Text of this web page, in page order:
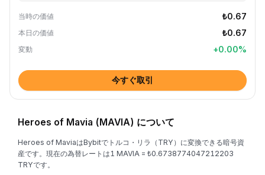
当時の価値 ₺0.67
本日の価値 ₺0.67
変動 +0.00%
今すぐ取引
Heroes of Mavia (MAVIA) について
Heroes of MaviaはBybitでトルコ・リラ（TRY）に変換できる暗号資
産です。現在の為替レートは1 MAVIA = ₺0.6738774047212203
TRYです。